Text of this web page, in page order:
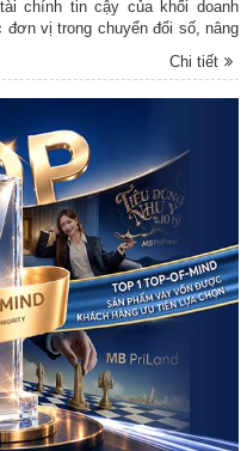
chính tin cậy của khối doanh
đơn vị trong chuyển đổi số, nâng
Chi tiết